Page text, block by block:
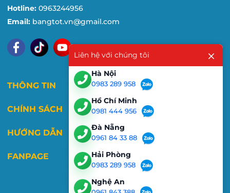
Hotline: 0963244956
Email: bangtot.vn@gmail.com
THÔNG TIN
CHÍNH SÁCH
HƯỚNG DẪN
FANPAGE
Liên hệ với chúng tôi
Hà Nội
0983 289 958
Hồ Chí Minh
0981 444 956
Đà Nẵng
0961 84 33 88
Hải Phòng
0983 289 958
Nghệ An